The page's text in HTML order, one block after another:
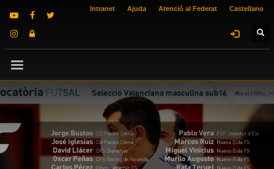
Intranet Ajuda Atenció al Federat Castellano